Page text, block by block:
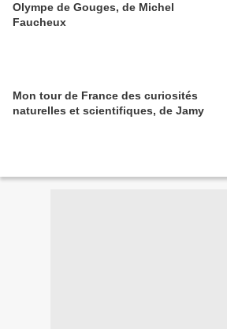
Olympe de Gouges, de Michel
Faucheux
Mon tour de France des curiosités
naturelles et scientifiques, de Jamy